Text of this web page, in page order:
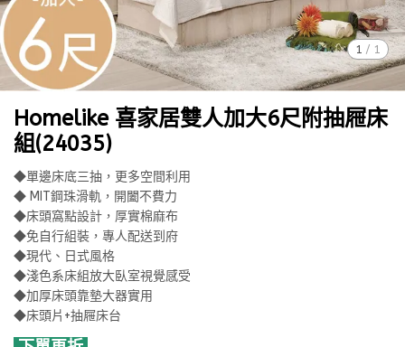
1 / 1
Homelike 喜家居雙人加大6尺附抽屜床
組(24035)
◆單邊床底三抽，更多空間利用
◆ MIT鋼珠滑軌，開闔不費力
◆床頭窩點設計，厚實棉麻布
◆免自行組裝，專人配送到府
◆現代、日式風格
◆淺色系床組放大臥室視覺感受
◆加厚床頭靠墊大器實用
◆床頭片+抽屜床台